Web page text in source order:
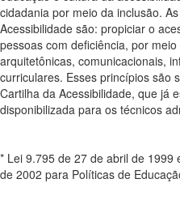
cidadania por meio da inclusão.
Acessibilidade são: propiciar o
pessoas com deficiência, por
arquitetônicas, comunicacionais,
curriculares. Esses princípios são
Cartilha da Acessibilidade, que já
disponibilizada para os técnicos
* Lei 9.795 de 27 de abril de 1999
de 2002 para Políticas de